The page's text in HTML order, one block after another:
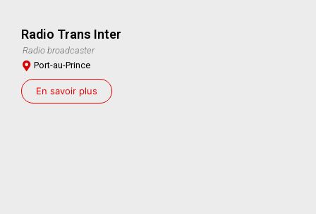
Radio Trans Inter
Radio broadcaster
Port-au-Prince
En savoir plus